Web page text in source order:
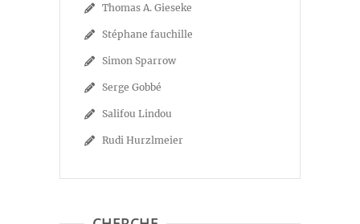
Thomas A. Gieseke
Stéphane fauchille
Simon Sparrow
Serge Gobbé
Salifou Lindou
Rudi Hurzlmeier